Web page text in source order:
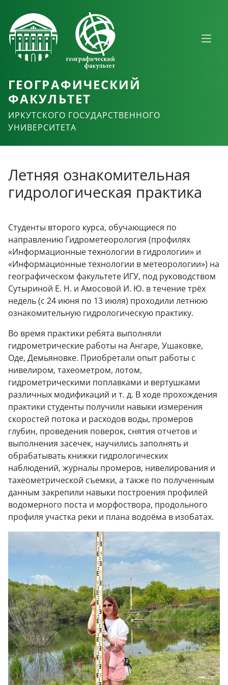
ГЕОГРАФИЧЕСКИЙ
ФАКУЛЬТЕТ
ИРКУТСКОГО ГОСУДАРСТВЕННОГО
УНИВЕРСИТЕТА
Летняя ознакомительная
гидрологическая практика
Студенты второго курса, обучающиеся по
направлению Гидрометеорология (профилях
«Информационные технологии в гидрологии» и
«Информационные технологии в метеорологии») на
географическом факультете ИГУ, под руководством
Сутыриной Е. Н. и Амосовой И. Ю. в течение трёх
недель (с 24 июня по 13 июля) проходили летнюю
ознакомительную гидрологическую практику.
Во время практики ребята выполняли
гидрометрические работы на Ангаре, Ушаковке,
Оде, Демьяновке. Приобретали опыт работы с
нивелиром, тахеометром, лотом,
гидрометрическими поплавками и вертушками
различных модификаций и т. д. В ходе прохождения
практики студенты получили навыки измерения
скоростей потока и расходов воды, промеров
глубин, проведения поверок, снятия отчетов и
выполнения засечек, научились заполнять и
обрабатывать книжки гидрологических
наблюдений, журналы промеров, нивелирования и
тахеометрической съемки, а также по полученным
данным закрепили навыки построения профилей
водомерного поста и морфоствора, продольного
профиля участка реки и плана водоёма в изобатах.